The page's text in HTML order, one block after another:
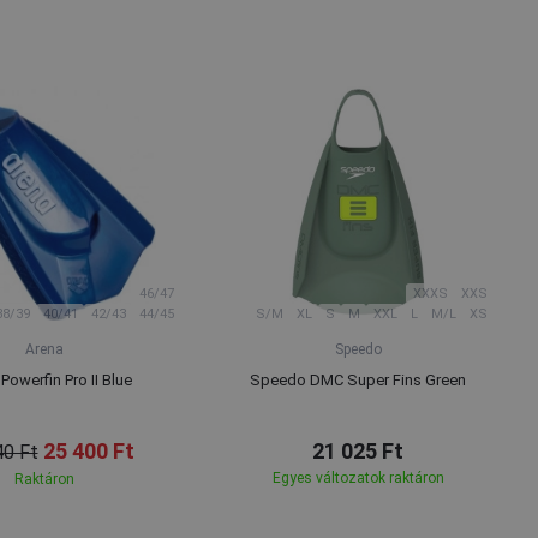
39 40/41 42/43 44/45
46/47
Arena
Pro II Blue
Ft 25 400 Ft
Raktáron
S/M XL S M XXL L M/L XS
XXXS XXS
Speedo
Speedo DMC Super Fins Green
21 025 Ft
Egyes változatok raktáron